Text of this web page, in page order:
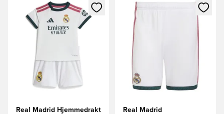
Åpner en Modal for å logge inn eller registrere deg som
Real Madrid Hjemmedrakt
Åpner en Modal for å logge
Real Madrid